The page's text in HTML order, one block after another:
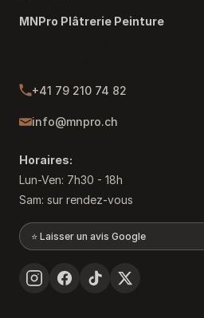
MNPro Plâtrerie Peinture
+41 79 210 74 82
info@mnpro.ch
Horaires:
Lun-Ven: 7h30 - 18h
Sam: sur rendez-vous
⭐ Laisser un avis Google